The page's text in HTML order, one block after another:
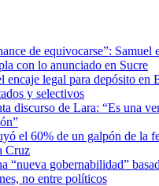
de equivocarse”: Samuel
con lo anunciado en Sucre
encaje legal para depósito en
y selectivos
discurso de Lara: “Es una
el 60% de un galpón de la
Cruz
“nueva gobernabilidad”
no entre políticos